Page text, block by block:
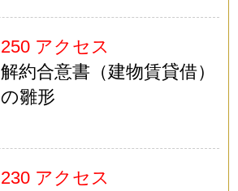
250 アクセス
解約合意書（建物賃貸借）
の雛形
230 アクセス